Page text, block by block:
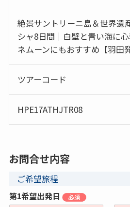
絶景サントリーニ島＆世界遺
シャ8日間｜白壁と青い海に
ネムーンにもおすすめ【羽田発
ツアーコード
HPE17ATHJTR08
お問合せ内容
ご希望旅程
第1希望出発日